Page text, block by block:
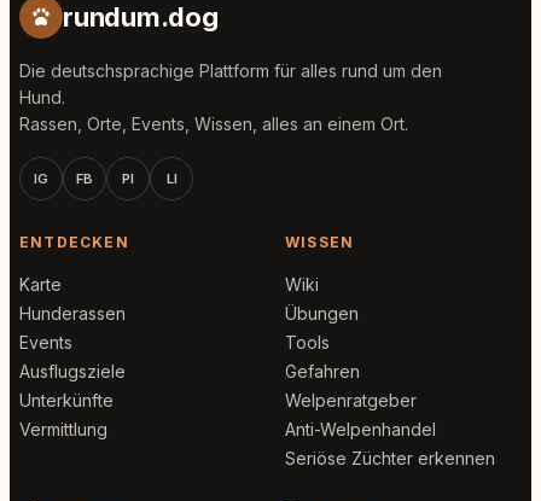
rundum.dog
Die deutschsprachige Plattform für alles rund um den
Hund.
Rassen, Orte, Events, Wissen, alles an einem Ort.
IG FB PI LI
ENTDECKEN
Karte
Hunderassen
Events
Ausflugsziele
Unterkünfte
Vermittlung
WISSEN
Wiki
Übungen
Tools
Gefahren
Welpenratgeber
Anti-Welpenhandel
Seriöse Züchter erkennen